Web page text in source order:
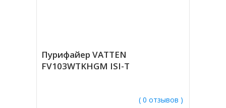
Пурифайер VATTEN
FV103WTKHGM ISI-T
( 0 отзывов )